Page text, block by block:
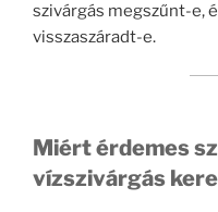
szivárgás megszűnt-e,
visszaszáradt-e.
Miért érdemes
vízszivárgás